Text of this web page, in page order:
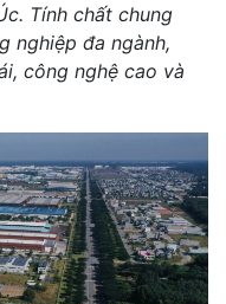
Tính chất chung
nghiệp đa ngành,
công nghệ cao và